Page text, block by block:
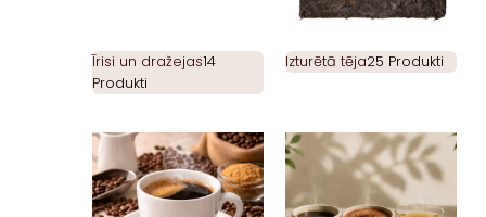
Īrisi un dražejas14
Produkti
Izturētā tēja25 Produkti